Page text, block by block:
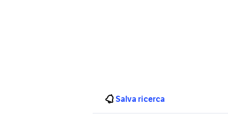
Salva ricerca